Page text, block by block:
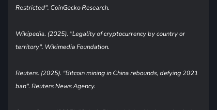
Restricted". CoinGecko Research.
Wikipedia. (2025). "Legality of cryptocurrency by country or
territory". Wikimedia Foundation.
Reuters. (2025). "Bitcoin mining in China rebounds, defying 2021
ban". Reuters News Agency.